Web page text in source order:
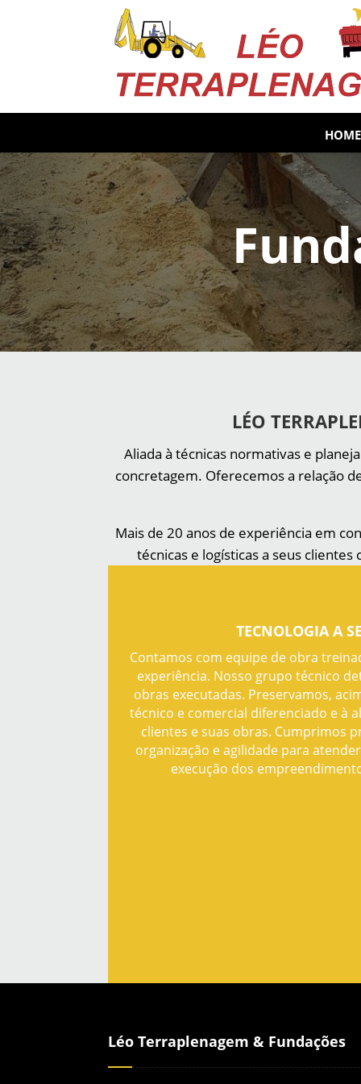
HOME
LÉO
Aliada à técnicas normativas e
concretagem. Oferecemos a relação
Mais de 20 anos de experiência em
técnicas e logísticas a seus
TECNOLOGIA A
Contamos com equipe de obra
experiência. Nosso grupo técnico
obras executadas. Preservamos,
técnico e comercial diferenciado e à
clientes e suas obras. Cumprimos
organização e agilidade para
execução dos
Léo Terraplenagem & Fundações